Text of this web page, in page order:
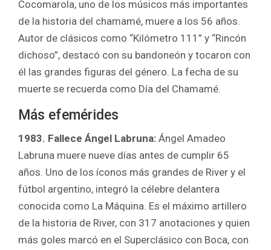
Cocomarola, uno de los músicos más importantes
de la historia del chamamé, muere a los 56 años.
Autor de clásicos como “Kilómetro 111” y “Rincón
dichoso”, destacó con su bandoneón y tocaron con
él las grandes figuras del género. La fecha de su
muerte se recuerda como Día del Chamamé.
Más efemérides
1983. Fallece Ángel Labruna: Ángel Amadeo
Labruna muere nueve días antes de cumplir 65
años. Uno de los íconos más grandes de River y el
fútbol argentino, integró la célebre delantera
conocida como La Máquina. Es el máximo artillero
de la historia de River, con 317 anotaciones y quien
más goles marcó en el Superclásico con Boca, con